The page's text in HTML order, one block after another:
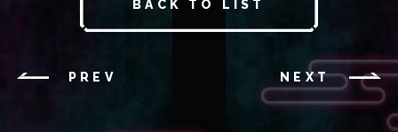
PREV
BACK TO LIST
NEXT